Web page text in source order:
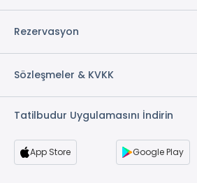
Rezervasyon
Sözleşmeler & KVKK
Tatilbudur Uygulamasını İndirin
App Store Google Play